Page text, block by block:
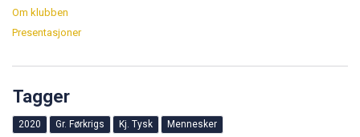
Om klubben
Presentasjoner
Tagger
2020 Gr. Førkrigs Kj. Tysk Mennesker